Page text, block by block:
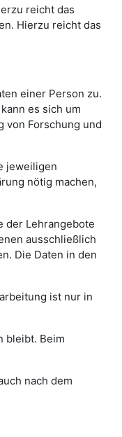
reicht das
Hierzu reicht das
einer Person zu.
es sich um
von Forschung und
jeweiligen
nötig machen,
der Lehrangebote
ausschließlich
Die Daten in den
ist nur in
bleibt. Beim
nach dem